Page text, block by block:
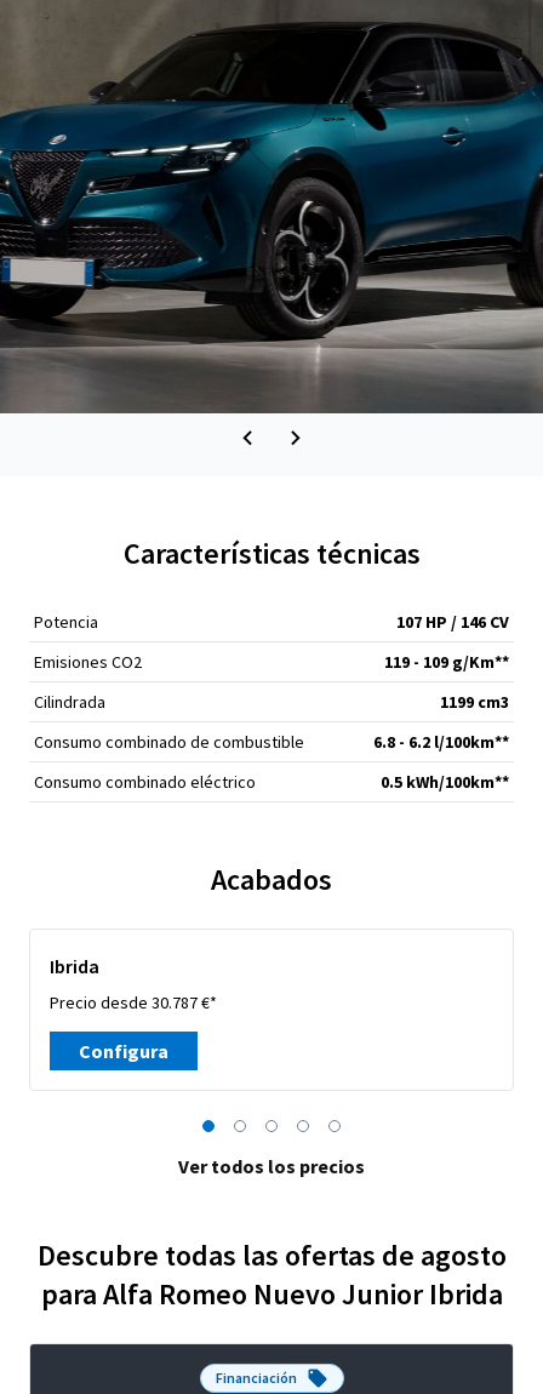
Características técnicas
Potencia
107 HP / 146 CV
Emisiones CO2
119 - 109 g/Km**
Cilindrada
1199 cm3
Consumo combinado de combustible
6.8 - 6.2 l/100km**
Consumo combinado eléctrico
0.5 kWh/100km**
Acabados
Ibrida
Precio desde 30.787 €*
Configura
Ver todos los precios
Descubre todas las ofertas de agosto
para Alfa Romeo Nuevo Junior Ibrida
Financiación